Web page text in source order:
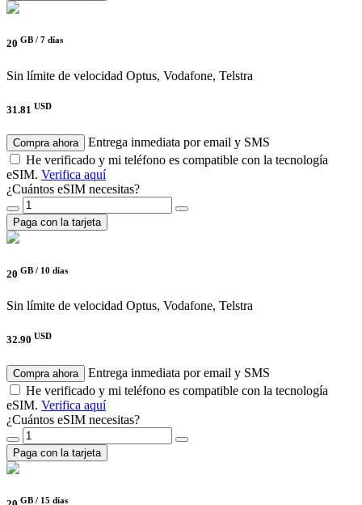
20 GB / 7 días
Sin límite de velocidad Optus, Vodafone, Telstra
31.81 USD
Compra ahora
Entrega inmediata por email y SMS
He verificado y mi teléfono es compatible con la tecnología
eSIM. Verifica aquí
¿Cuántos eSIM necesitas?
Paga con la tarjeta
20 GB / 10 días
Sin límite de velocidad Optus, Vodafone, Telstra
32.90 USD
Compra ahora
Entrega inmediata por email y SMS
He verificado y mi teléfono es compatible con la tecnología
eSIM. Verifica aquí
¿Cuántos eSIM necesitas?
Paga con la tarjeta
GB / 15 días